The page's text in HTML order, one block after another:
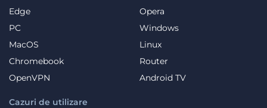
Edge
Opera
PC
Windows
MacOS
Linux
Chromebook
Router
OpenVPN
Android TV
Cazuri de utilizare